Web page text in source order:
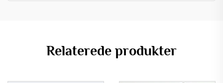
Relaterede produkter